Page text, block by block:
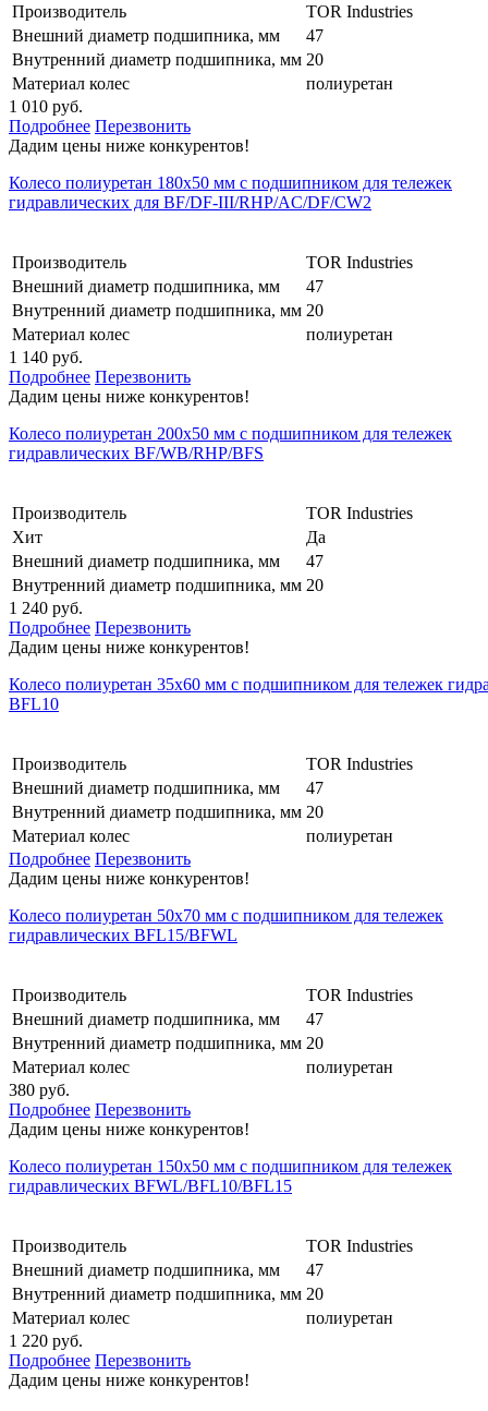
Производитель
TOR Industries
Внешний диаметр подшипника, мм
47
Внутренний диаметр подшипника, мм 20
Материал колес
полиуретан
1 010 руб.
Подробнее Перезвонить
Дадим цены ниже конкурентов!
Колесо полиуретан 180х50 мм с подшипником для тележек
гидравлических для BF/DF-III/RHP/AC/DF/CW2
Производитель
TOR Industries
Внешний диаметр подшипника, мм
47
Внутренний диаметр подшипника, мм 20
Материал колес
полиуретан
1 140 руб.
Подробнее Перезвонить
Дадим цены ниже конкурентов!
Колесо полиуретан 200х50 мм с подшипником для тележек
гидравлических BF/WB/RHP/BFS
Производитель
TOR Industries
Хит
Да
Внешний диаметр подшипника, мм
47
Внутренний диаметр подшипника, мм 20
1 240 руб.
Подробнее Перезвонить
Дадим цены ниже конкурентов!
Колесо полиуретан 35х60 мм с подшипником для тележек
BFL10
Производитель
TOR Industries
Внешний диаметр подшипника, мм
47
Внутренний диаметр подшипника, мм 20
Материал колес
полиуретан
Подробнее Перезвонить
Дадим цены ниже конкурентов!
Колесо полиуретан 50х70 мм с подшипником для тележек
гидравлических BFL15/BFWL
Производитель
TOR Industries
Внешний диаметр подшипника, мм
47
Внутренний диаметр подшипника, мм 20
Материал колес
полиуретан
380 руб.
Подробнее Перезвонить
Дадим цены ниже конкурентов!
Колесо полиуретан 150х50 мм с подшипником для тележек
гидравлических BFWL/BFL10/BFL15
Производитель
TOR Industries
Внешний диаметр подшипника, мм
47
Внутренний диаметр подшипника, мм 20
Материал колес
полиуретан
1 220 руб.
Подробнее Перезвонить
Дадим цены ниже конкурентов!